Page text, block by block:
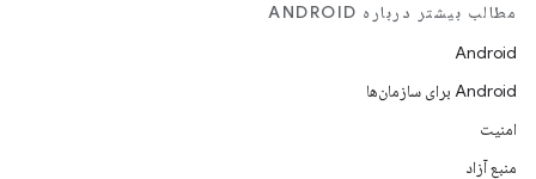
مطالب بیشتر درباره ANDROID
Android
Android برای سازمان‌ها
امنیت
منبع آزاد